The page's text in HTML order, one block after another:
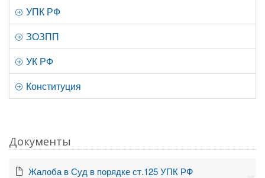
УПК РФ
ЗОЗПП
УК РФ
Конституция
Документы
Жалоба в Суд в порядке ст.125 УПК РФ